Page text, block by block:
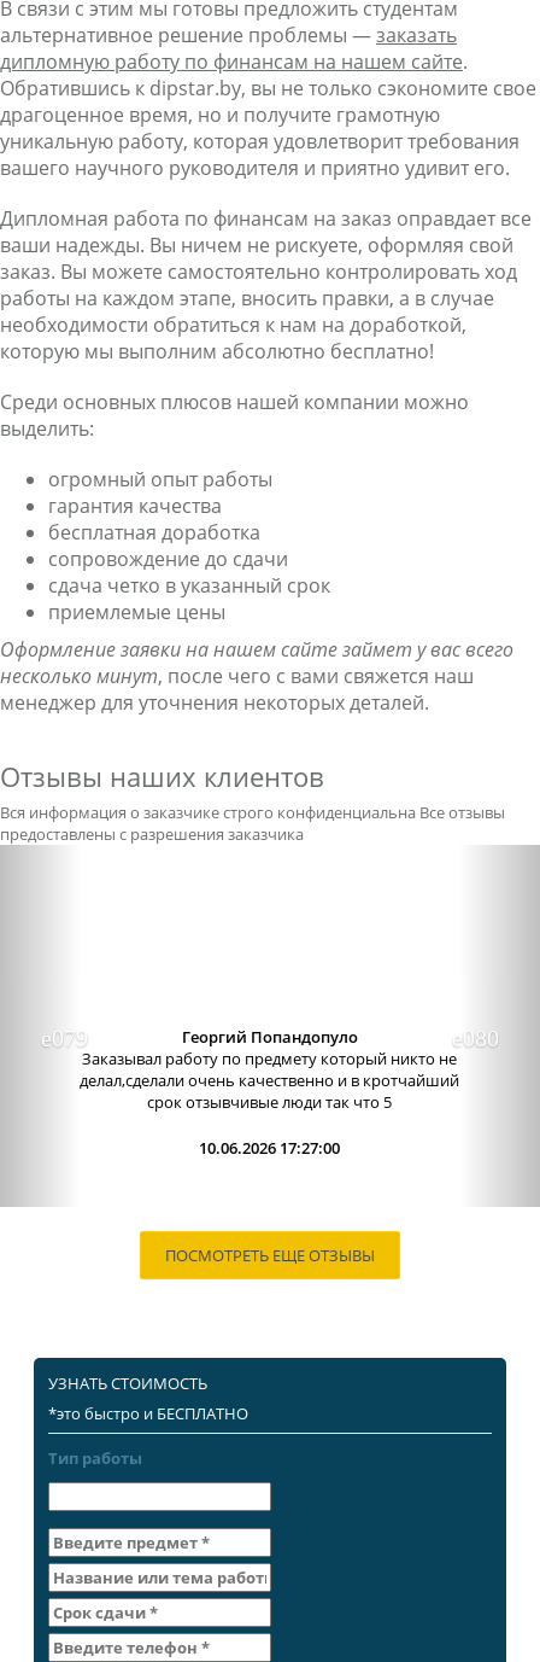
В связи с этим мы готовы предложить студентам
альтернативное решение проблемы —заказать
дипломную работу по финансам на нашем сайте.
Обратившись к dipstar.by, вы не только сэкономите свое
драгоценное время, но и получите грамотную
уникальную работу, которая удовлетворит требования
вашего научного руководителя и приятно удивит его.
Дипломная работа по финансам на заказ оправдает все
ваши надежды. Вы ничем не рискуете, оформляя свой
заказ. Вы можете самостоятельно контролировать ход
работы на каждом этапе, вносить правки, а в случае
необходимости обратиться к нам на доработкой,
которую мы выполним абсолютно бесплатно!
Среди основных плюсов нашей компании можно
выделить:
огромный опыт работы
гарантия качества
бесплатная доработка
сопровождение до сдачи
сдача четко в указанный срок
приемлемые цены
Оформление заявки на нашем сайте займет у вас всего
несколько минут, после чего с вами свяжется наш
менеджер для уточнения некоторых деталей.
Отзывы наших клиентов
Вся информация о заказчике строго конфиденциальна Все отзывы
предоставлены с разрешения заказчика
Отличный сервис, очень приятные
администраторы. Связь очень хорошо налажена,
поэтому можно узнавать новости о написании
работы. Сама...
09.06.2026 13:15:00
ПОСМОТРЕТЬ ЕЩЕ ОТЗЫВЫ
УЗНАТЬ СТОИМОСТЬ
*это быстро и БЕСПЛАТНО
Тип работы